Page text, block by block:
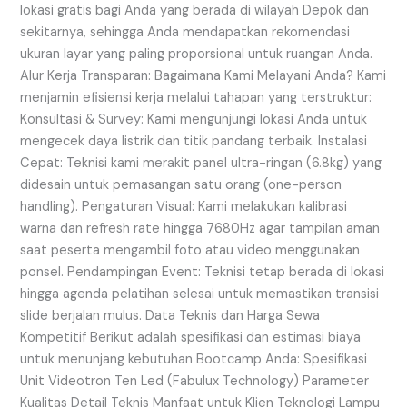
lokasi gratis bagi Anda yang berada di wilayah Depok dan
sekitarnya, sehingga Anda mendapatkan rekomendasi
ukuran layar yang paling proporsional untuk ruangan Anda.
Alur Kerja Transparan: Bagaimana Kami Melayani Anda? Kami
menjamin efisiensi kerja melalui tahapan yang terstruktur:
Konsultasi & Survey: Kami mengunjungi lokasi Anda untuk
mengecek daya listrik dan titik pandang terbaik. Instalasi
Cepat: Teknisi kami merakit panel ultra-ringan (6.8kg) yang
didesain untuk pemasangan satu orang (one-person
handling). Pengaturan Visual: Kami melakukan kalibrasi
warna dan refresh rate hingga 7680Hz agar tampilan aman
saat peserta mengambil foto atau video menggunakan
ponsel. Pendampingan Event: Teknisi tetap berada di lokasi
hingga agenda pelatihan selesai untuk memastikan transisi
slide berjalan mulus. Data Teknis dan Harga Sewa
Kompetitif Berikut adalah spesifikasi dan estimasi biaya
untuk menunjang kebutuhan Bootcamp Anda: Spesifikasi
Unit Videotron Ten Led (Fabulux Technology) Parameter
Kualitas Detail Teknis Manfaat untuk Klien Teknologi Lampu